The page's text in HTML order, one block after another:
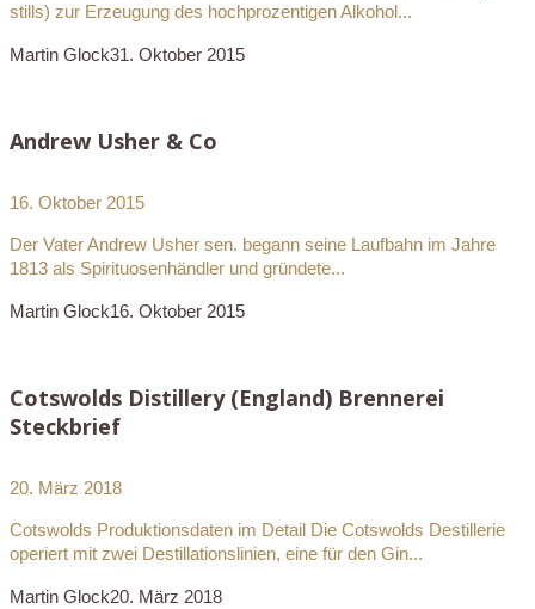
stills) zur Erzeugung des hochprozentigen Alkohol...
Martin Glock31. Oktober 2015
Andrew Usher & Co
16. Oktober 2015
Der Vater Andrew Usher sen. begann seine Laufbahn im Jahre
1813 als Spirituosenhändler und gründete...
Martin Glock16. Oktober 2015
Cotswolds Distillery (England) Brennerei
Steckbrief
20. März 2018
Cotswolds Produktionsdaten im Detail Die Cotswolds Destillerie
operiert mit zwei Destillationslinien, eine für den Gin...
Martin Glock20. März 2018